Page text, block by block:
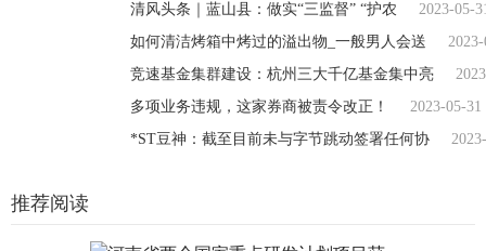
清风头条｜蓝山县：做实“三监督” “护农
2023-05-
如何清洁烤箱中烤过的溢出物_一般男人会送
竞速基金集群建设：杭州三大千亿基金集中亮
多项业务违规，这家券商被责令改正！
2023-05-31
*ST豆神：截至目前未与字节跳动签署任何协
推荐阅读